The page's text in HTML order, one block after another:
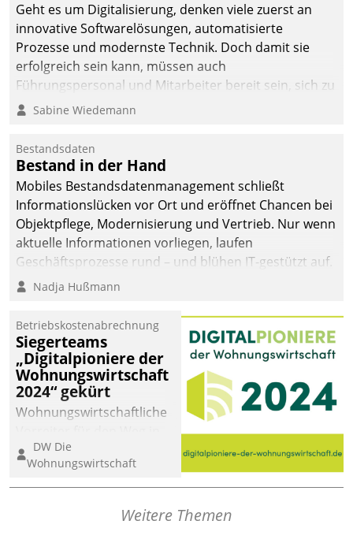
Geht es um Digitalisierung, denken viele zuerst an
innovative Softwarelösungen, automatisierte
Prozesse und modernste Technik. Doch damit sie
erfolgreich sein kann, müssen auch
Führungspersonal und Mitarbeiter bereit sein, sich zu
verändern und anzupassen, sonst werden sie an ihr
Sabine Wiedemann
Bestandsdaten
Bestand in der Hand
Mobiles Bestandsdatenmanagement schließt
Informationslücken vor Ort und eröffnet Chancen bei
Objektpflege, Modernisierung und Vertrieb. Nur wenn
aktuelle Informationen vorliegen, laufen
Geschäftsprozesse rund – und blühen IT-gestützt auf.
Nadja Hußmann
Betriebskostenabrechnung
Siegerteams
„Digitalpioniere der
Wohnungswirtschaft
2024“ gekürt
Wohnungswirtschaftliche
eine digitale Zukunft zu
finden, ist das Ziel des
Awards „Digitalpioniere
Wohnungswirtschaft“.
DW Die
Wohnungswirtschaft
Weitere Themen